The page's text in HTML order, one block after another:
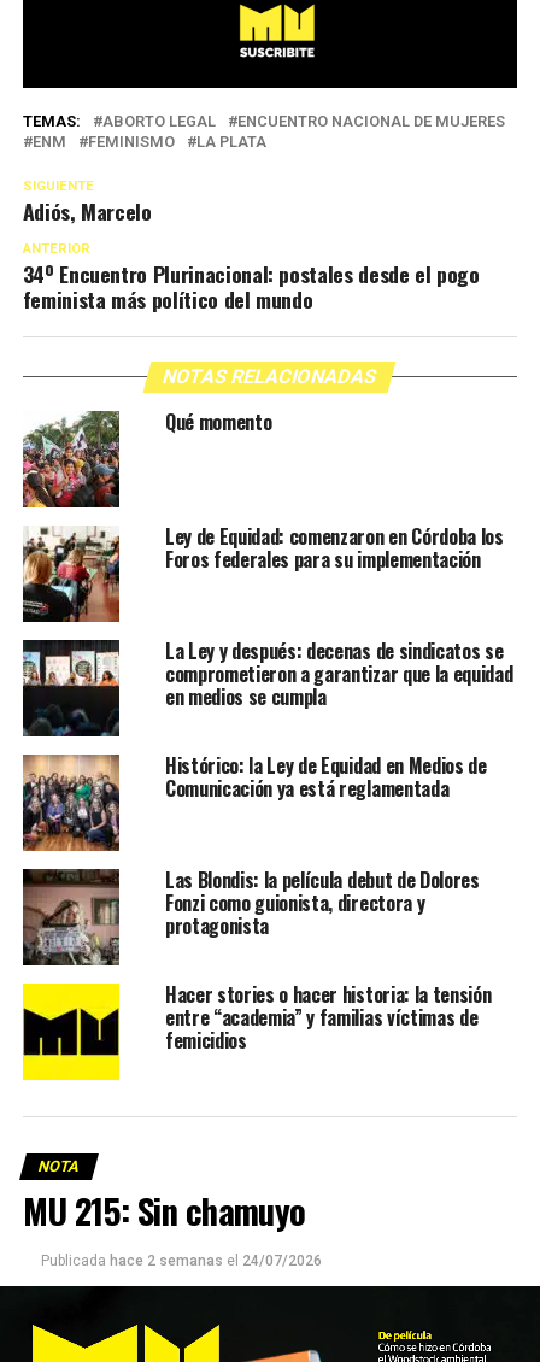
TEMAS: ABORTO LEGAL
ENCUENTRO NACIONAL DE MUJERES
ENM
FEMINISMO LA PLATA
SIGUIENTE
Adiós, Marcelo
ANTERIOR
34º Encuentro Plurinacional: postales desde el pogo
feminista más político del mundo
NOTAS RELACIONADAS
Qué momento
Ley de Equidad: comenzaron en Córdoba los
Foros federales para su implementación
La Ley y después: decenas de sindicatos se
comprometieron a garantizar que la equidad
en medios se cumpla
Histórico: la Ley de Equidad en Medios de
Comunicación ya está reglamentada
Las Blondis: la película debut de Dolores
Fonzi como guionista, directora y
protagonista
Hacer stories o hacer historia: la tensión
entre “academia” y familias víctimas de
femicidios
NOTA
MU 215: Sin chamuyo
Publicada hace 2 semanas el 24/07/2026